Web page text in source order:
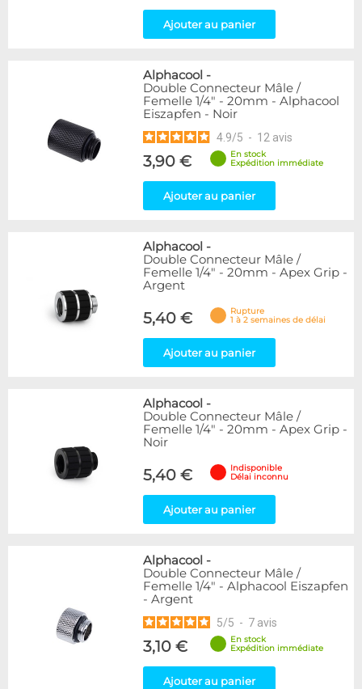
Ajouter au panier
Alphacool -
Double Connecteur Mâle /
Femelle 1/4" - 20mm - Alphacool
Eiszapfen - Noir
4.9/5 - 12 avis
3,90 €
En stock
Expédition immédiate
Ajouter au panier
Alphacool -
Double Connecteur Mâle /
Femelle 1/4" - 20mm - Apex Grip -
Argent
5,40 €
Rupture
1 à 2 semaines de délai
Ajouter au panier
Alphacool -
Double Connecteur Mâle /
Femelle 1/4" - 20mm - Apex Grip -
Noir
5,40 €
Indisponible
Délai inconnu
Ajouter au panier
Alphacool -
Double Connecteur Mâle /
Femelle 1/4" - Alphacool Eiszapfen
- Argent
5/5 - 7 avis
3,10 €
En stock
Expédition immédiate
Ajouter au panier